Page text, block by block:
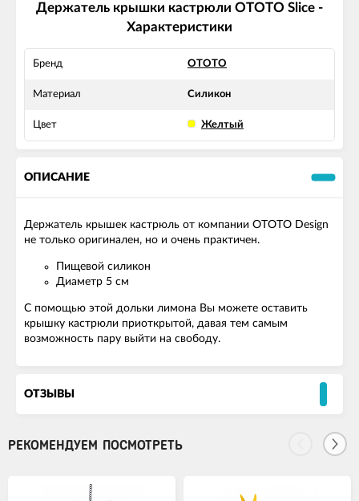
Держатель крышки кастрюли OTOTO Slice -
Характеристики
Бренд OTOTO
Материал Силикон
Цвет Желтый
ОПИСАНИЕ
Держатель крышек кастрюль от компании OTOTO Design
не только оригинален, но и очень практичен.
Пищевой силикон
Диаметр 5 см
С помощью этой дольки лимона Вы можете оставить
крышку кастрюли приоткрытой, давая тем самым
возможность пару выйти на свободу.
ОТЗЫВЫ
РЕКОМЕНДУЕМ ПОСМОТРЕТЬ